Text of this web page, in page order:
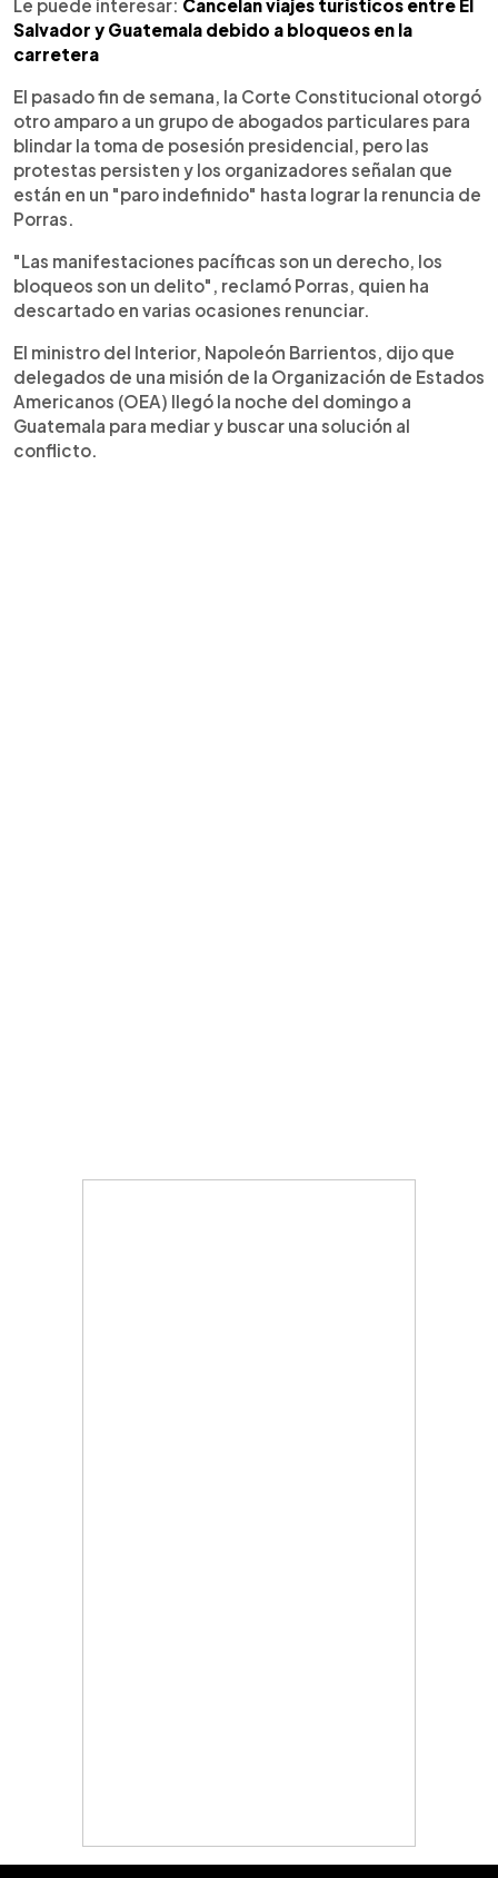
Le puede interesar: Cancelan viajes turísticos entre El
Salvador y Guatemala debido a bloqueos en la
carretera
El pasado fin de semana, la Corte Constitucional otorgó
otro amparo a un grupo de abogados particulares para
blindar la toma de posesión presidencial, pero las
protestas persisten y los organizadores señalan que
están en un "paro indefinido" hasta lograr la renuncia de
Porras.
"Las manifestaciones pacíficas son un derecho, los
bloqueos son un delito", reclamó Porras, quien ha
descartado en varias ocasiones renunciar.
El ministro del Interior, Napoleón Barrientos, dijo que
delegados de una misión de la Organización de Estados
Americanos (OEA) llegó la noche del domingo a
Guatemala para mediar y buscar una solución al
conflicto.